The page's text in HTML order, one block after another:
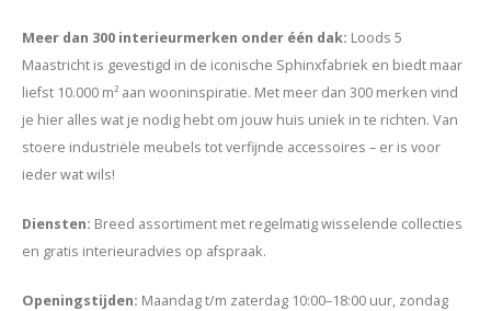
Meer dan 300 interieurmerken onder één dak: Loods 5
Maastricht is gevestigd in de iconische Sphinxfabriek en biedt maar
liefst 10.000 m² aan wooninspiratie. Met meer dan 300 merken vind
je hier alles wat je nodig hebt om jouw huis uniek in te richten. Van
stoere industriële meubels tot verfijnde accessoires – er is voor
ieder wat wils!
Diensten: Breed assortiment met regelmatig wisselende collecties
en gratis interieuradvies op afspraak.
Openingstijden: Maandag t/m zaterdag 10:00–18:00 uur, zondag